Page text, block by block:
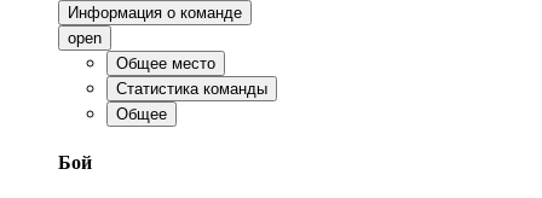
Информация о команде
open
Общее место
Статистика команды
Общее
Бой